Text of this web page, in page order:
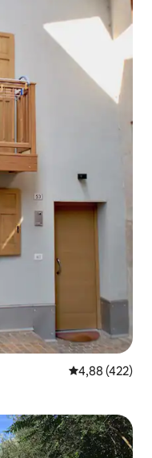
4,88 de uma
4,88 (422)